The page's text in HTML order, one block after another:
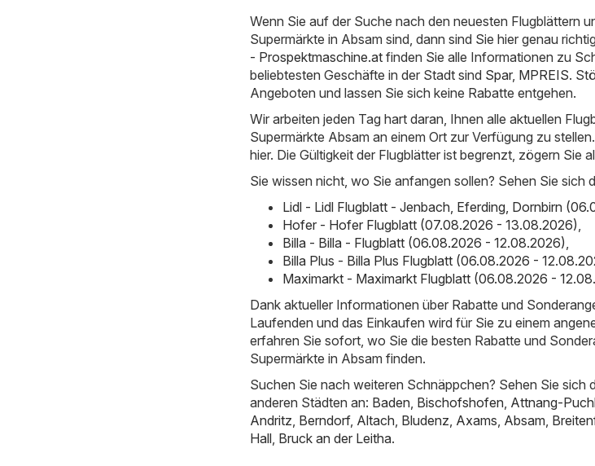
Wenn Sie auf der Suche nach den neuesten Flugblättern
Supermärkte in Absam sind, dann sind Sie hier genau
- Prospektmaschine.at finden Sie alle Informationen zu
beliebtesten Geschäfte in der Stadt sind Spar, MPREIS.
Angeboten und lassen Sie sich keine Rabatte entgehen.
Wir arbeiten jeden Tag hart daran, Ihnen alle aktuellen
Supermärkte Absam an einem Ort zur Verfügung zu
hier. Die Gültigkeit der Flugblätter ist begrenzt, zögern Sie
Sie wissen nicht, wo Sie anfangen sollen? Sehen Sie sich
Lidl - Lidl Flugblatt - Jenbach, Eferding, Dornbirn
Hofer - Hofer Flugblatt (07.08.2026 - 13.08.2026)
Billa - Billa - Flugblatt (06.08.2026 - 12.08.2026)
Billa Plus - Billa Plus Flugblatt (06.08.2026 -
Maximarkt - Maximarkt Flugblatt (06.08.2026 -
Dank aktueller Informationen über Rabatte und
Laufenden und das Einkaufen wird für Sie zu einem
erfahren Sie sofort, wo Sie die besten Rabatte und
Supermärkte in Absam finden.
Suchen Sie nach weiteren Schnäppchen? Sehen Sie sich
anderen Städten an: Baden Bischofshofen Attnang-
Andritz Berndorf, Altach Bludenz Axams Absam
Hall Bruck an der Leitha.